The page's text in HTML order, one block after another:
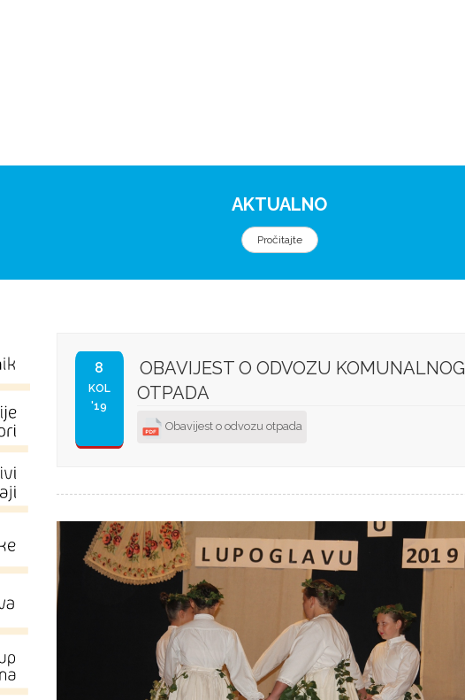
AKTUALNO
Pročitajte
8
KOL
'19
OBAVIJEST O ODVOZU KOMUNALNOG
OTPADA
Obavijest o odvozu otpada